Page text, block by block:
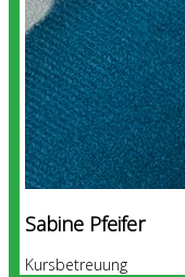
Sabine Pfeifer
Kursbetreuung